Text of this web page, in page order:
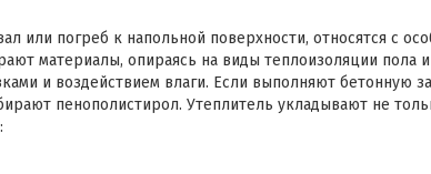
или погреб к напольной поверхности, относятся с
материалы, опираясь на виды теплоизоляции пола
и воздействием влаги. Если выполняют бетонную
пенополистирол. Утеплитель укладывают не